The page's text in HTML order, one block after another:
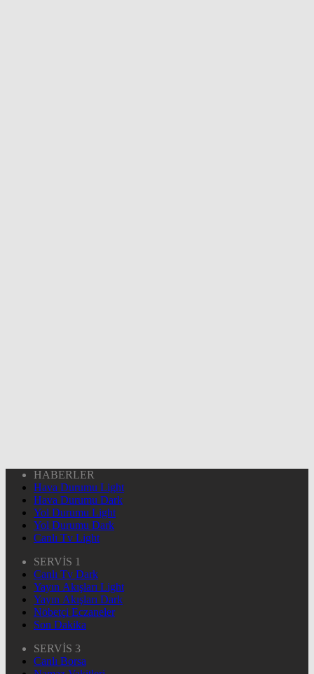
HABERLER
Hava Durumu Light
Hava Durumu Dark
Yol Durumu Light
Yol Durumu Dark
Canlı Tv Light
SERVİS 1
Canlı Tv Dark
Yayın Akışları Light
Yayın Akışları Dark
Nöbetçi Eczaneler
Son Dakika
SERVİS 3
Canlı Borsa